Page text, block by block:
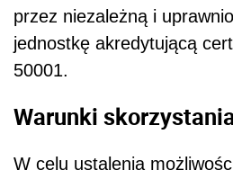
przez niezależną i
jednostkę akredytującą
50001.
Warunki
W celu ustalenia